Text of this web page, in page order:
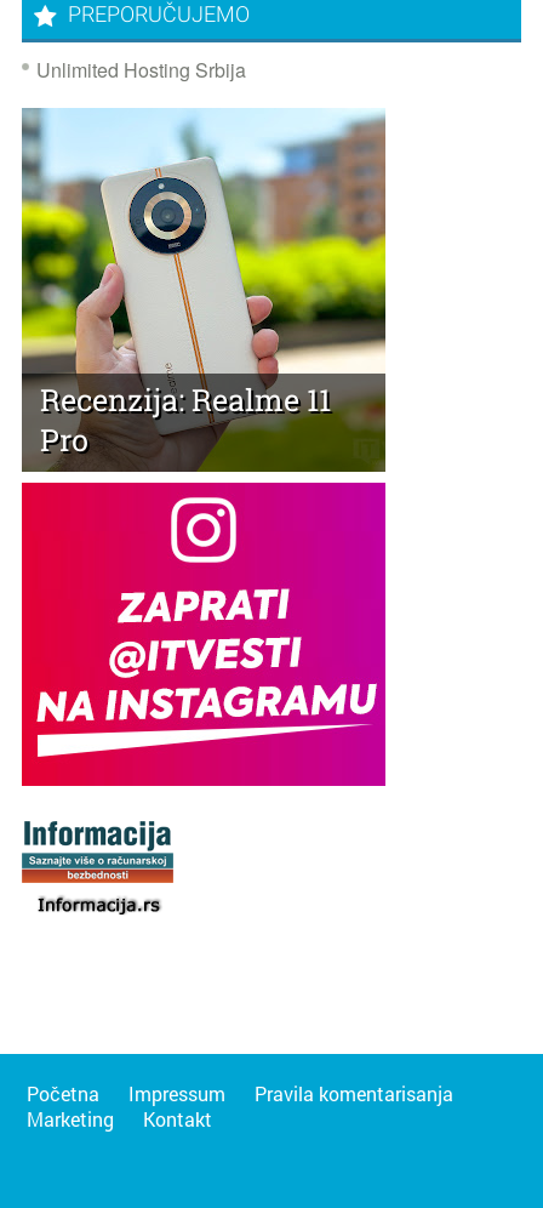
PREPORUČUJEMO
Unlimited Hosting Srbija
Recenzija: Realme 11
Pro
Početna Impressum
Pravila komentarisanja
Marketing
Kontakt